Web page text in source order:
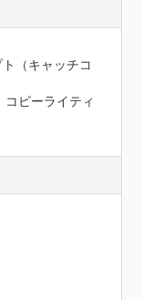
（キャッチコ
ピーライティ